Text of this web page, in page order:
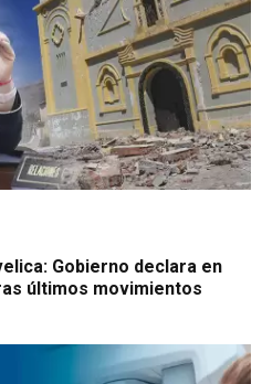
Gobierno declara en
últimos movimientos